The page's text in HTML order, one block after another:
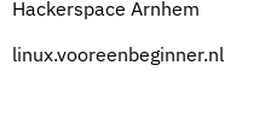
Hackerspace Arnhem
linux.vooreenbeginner.nl